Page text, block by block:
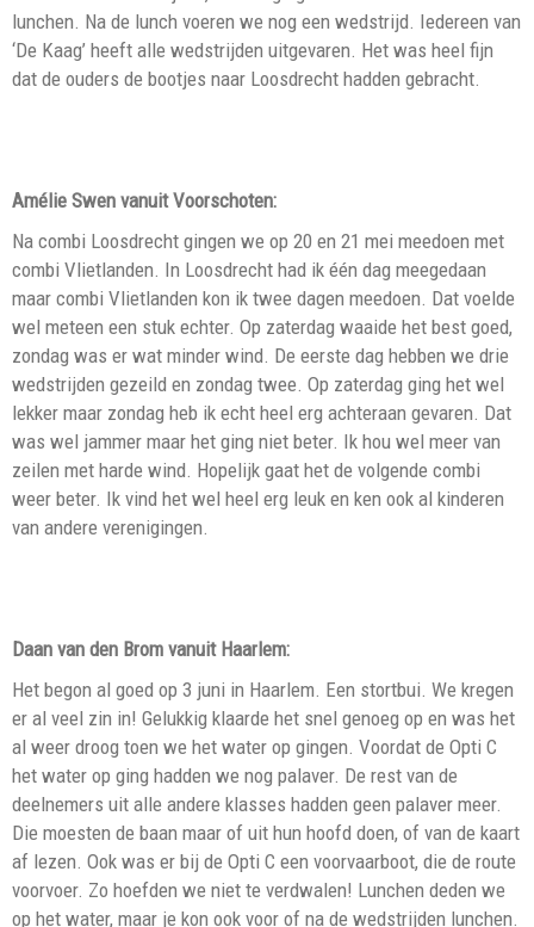
lunchen. Na de lunch voeren we nog een wedstrijd. Iedereen van
‘De Kaag’ heeft alle wedstrijden uitgevaren. Het was heel fijn
dat de ouders de bootjes naar Loosdrecht hadden gebracht.
Amélie Swen vanuit Voorschoten:
Na combi Loosdrecht gingen we op 20 en 21 mei meedoen met
combi Vlietlanden. In Loosdrecht had ik één dag meegedaan
maar combi Vlietlanden kon ik twee dagen meedoen. Dat voelde
wel meteen een stuk echter. Op zaterdag waaide het best goed,
zondag was er wat minder wind. De eerste dag hebben we drie
wedstrijden gezeild en zondag twee. Op zaterdag ging het wel
lekker maar zondag heb ik echt heel erg achteraan gevaren. Dat
was wel jammer maar het ging niet beter. Ik hou wel meer van
zeilen met harde wind. Hopelijk gaat het de volgende combi
weer beter. Ik vind het wel heel erg leuk en ken ook al kinderen
van andere verenigingen.
Daan van den Brom vanuit Haarlem:
Het begon al goed op 3 juni in Haarlem. Een stortbui. We kregen
er al veel zin in! Gelukkig klaarde het snel genoeg op en was het
al weer droog toen we het water op gingen. Voordat de Opti C
het water op ging hadden we nog palaver. De rest van de
deelnemers uit alle andere klasses hadden geen palaver meer.
Die moesten de baan maar of uit hun hoofd doen, of van de kaart
af lezen. Ook was er bij de Opti C een voorvaarboot, die de route
voorvoer. Zo hoefden we niet te verdwalen! Lunchen deden we
op het water, maar je kon ook voor of na de wedstrijden lunchen.